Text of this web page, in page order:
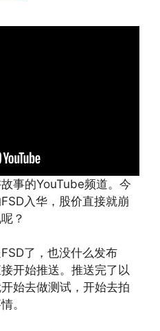
事的YouTube频道。今
入华，股价直接就崩
？
了，也没什么发布
开始推送。推送完了以
始去做测试，开始去拍
。